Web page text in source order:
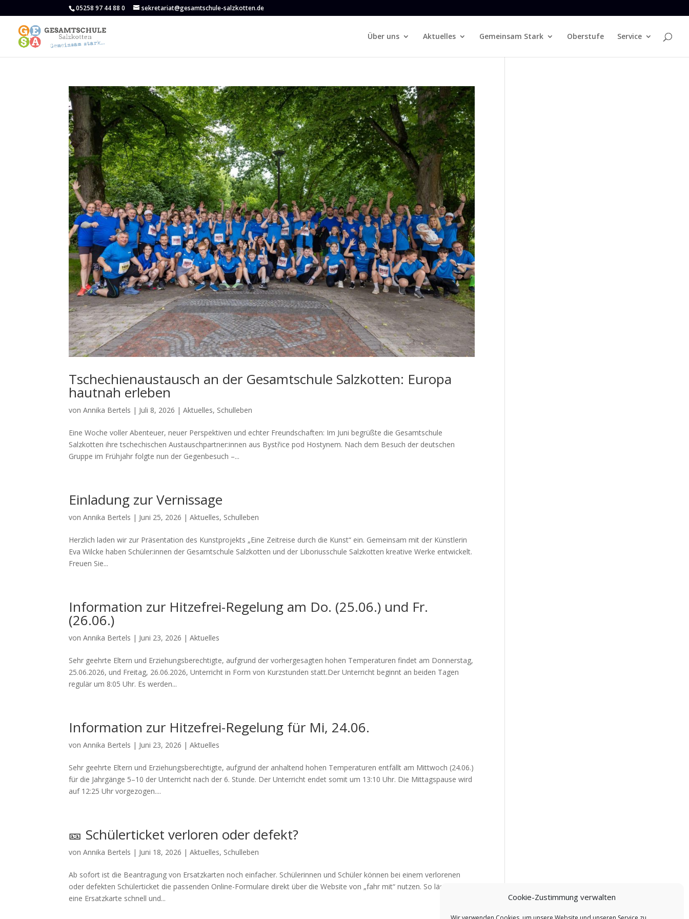
Cookie-Zustimmung verwalten
05258 97 44 88 0 sekretariat@gesamtschule-salzkotten.de
Über uns Aktuelles Gemeinsam Stark Oberstufe Service
Tschechienaustausch an der Gesamtschule Salzkotten: Europa
hautnah erleben
vonAnnika Bertels | Juli 8, 2026 |Aktuelles, Schulleben
Eine Woche voller Abenteuer, neuer Perspektiven und echter Freundschaften: Im Juni begrüßte die Gesamtschule
Salzkotten ihre tschechischen Austauschpartner:innen aus Bystřice pod Hostynem. Nach dem Besuch der deutschen
Gruppe im Frühjahr folgte nun der Gegenbesuch –...
Einladung zur Vernissage
vonAnnika Bertels | Juni 25, 2026 |Aktuelles, Schulleben
Herzlich laden wir zur Präsentation des Kunstprojekts „Eine Zeitreise durch die Kunst“ ein. Gemeinsam mit der Künstlerin
Eva Wilcke haben Schüler:innen der Gesamtschule Salzkotten und der Liboriusschule Salzkotten kreative Werke entwickelt.
Freuen Sie...
Information zur Hitzefrei-Regelung am Do. (25.06.) und Fr.
(26.06.)
vonAnnika Bertels | Juni 23, 2026 |Aktuelles
Sehr geehrte Eltern und Erziehungsberechtigte, aufgrund der vorhergesagten hohen Temperaturen findet am Donnerstag,
25.06.2026, und Freitag, 26.06.2026, Unterricht in Form von Kurzstunden statt.Der Unterricht beginnt an beiden Tagen
regulär um 8:05 Uhr. Es werden...
Information zur Hitzefrei-Regelung für Mi, 24.06.
vonAnnika Bertels | Juni 23, 2026 |Aktuelles
Sehr geehrte Eltern und Erziehungsberechtigte, aufgrund der anhaltend hohen Temperaturen entfällt am Mittwoch (24.06.)
für die Jahrgänge 5–10 der Unterricht nach der 6. Stunde. Der Unterricht endet somit um 13:10 Uhr. Die Mittagspause wird
auf 12:25 Uhr vorgezogen....
🎫 Schülerticket verloren oder defekt?
vonAnnika Bertels | Juni 18, 2026 |Aktuelles, Schulleben
Ab sofort ist die Beantragung von Ersatzkarten noch einfacher. Schülerinnen und Schüler können bei einem verlorenen
oder defekten Schülerticket die passenden Online-Formulare direkt über die Website von „fahr mit“ nutzen. So lässt sich
eine Ersatzkarte schnell und...